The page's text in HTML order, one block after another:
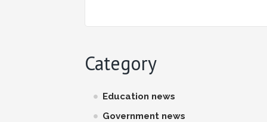
Category
Education news
Government news